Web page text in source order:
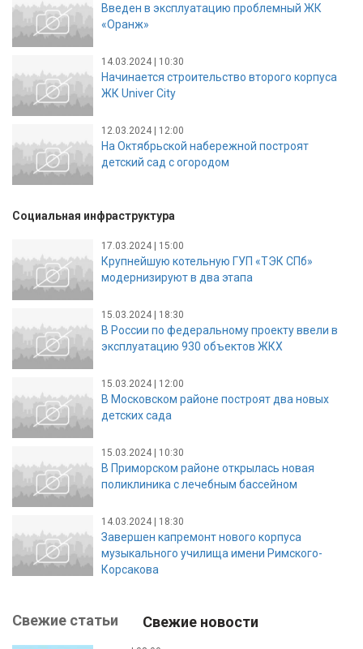
Введен в эксплуатацию проблемный ЖК
«Оранж»
14.03.2024 | 10:30
Начинается строительство второго корпуса
ЖК Univer City
12.03.2024 | 12:00
На Октябрьской набережной построят
детский сад с огородом
Социальная инфраструктура
17.03.2024 | 15:00
Крупнейшую котельную ГУП «ТЭК СПб»
модернизируют в два этапа
15.03.2024 | 18:30
В России по федеральному проекту ввели в
эксплуатацию 930 объектов ЖКХ
15.03.2024 | 12:00
В Московском районе построят два новых
детских сада
15.03.2024 | 10:30
В Приморском районе открылась новая
поликлиника с лечебным бассейном
14.03.2024 | 18:30
Завершен капремонт нового корпуса
музыкального училища имени Римского-
Корсакова
Свежие статьи Свежие новости